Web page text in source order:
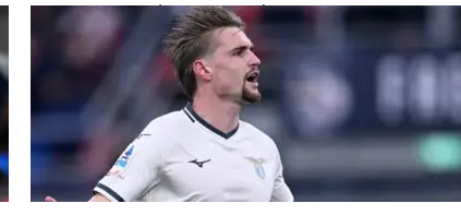
muoversi con decisione sul...